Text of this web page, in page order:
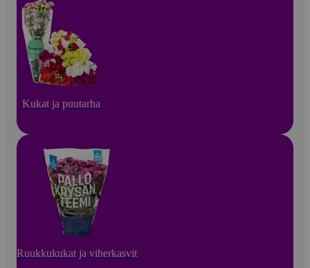
Kukat ja puutarha
Ruukkukukat ja viherkasvit